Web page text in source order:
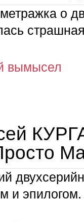
о
вымысел
и эпилогом.